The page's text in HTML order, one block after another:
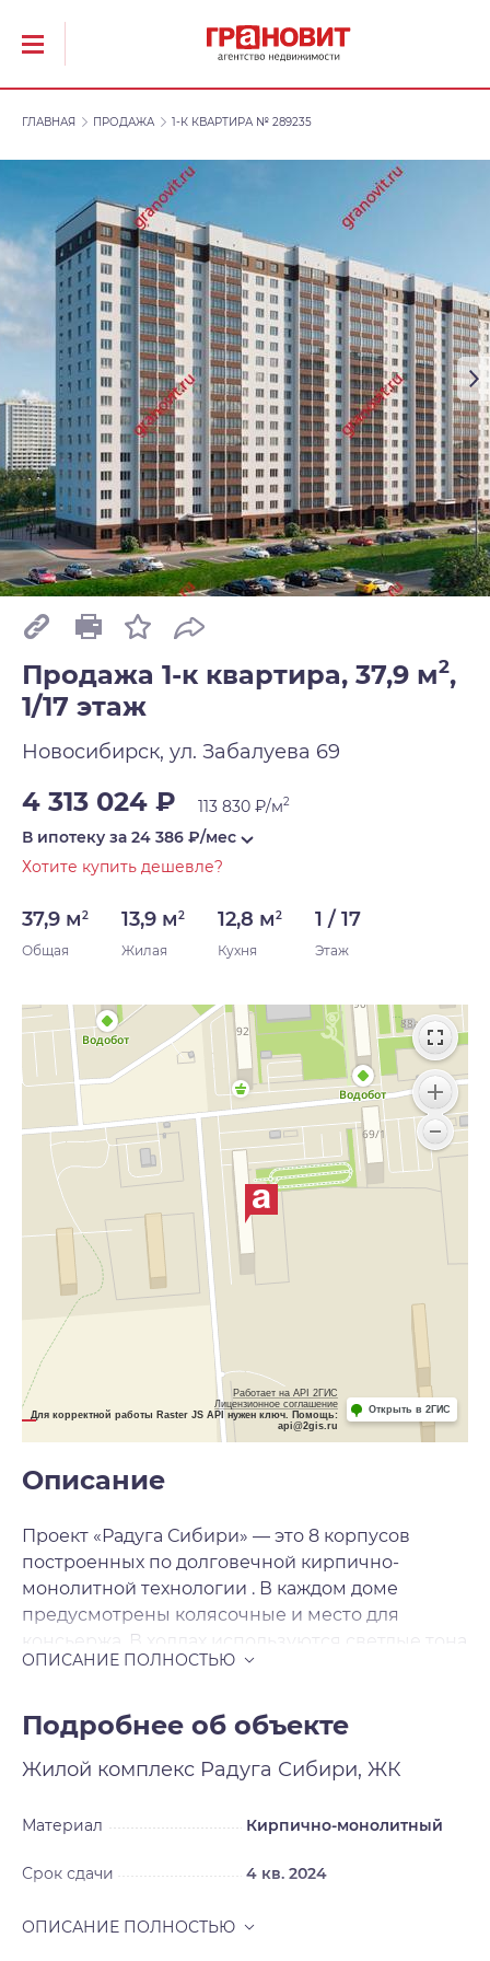
ГЛАВНАЯ ПРОДАЖА 1-К КВАРТИРА № 289235
Продажа 1-к квартира, 37,9 м2,
1/17 этаж
Новосибирск, ул. Забалуева 69
4 313 024 ₽ 113 830 ₽/м2
В ипотеку за 24 386 ₽/мес
Хотите купить дешевле?
37,9 м2
Общая
13,9 м2
Жилая
12,8 м2
Кухня
1 / 17
Этаж
Работает на API 2ГИС
Лицензионное соглашение
Для корректной работы Raster JS API нужен ключ. Помощь:
api@2gis.ru
Открыть в 2ГИС
Описание
Проект «Радуга Сибири» — это 8 корпусов
построенных по долговечной кирпично-
монолитной технологии . В каждом доме
предусмотрены колясочные и место для
консьержа. В холлах используются светлые тона
керамогранитной плитки и установлены
движения. Дополнительный источник света –
это витражные входные группы. Вход в подъезд
выполнен практически в одном уровне с
множество планировочных решений: в
европланировки. Сдаются квартиры без
потолков 2. 75 метра. Из окон открываются
Подробнее об объекте
Жилой комплекс Радуга Сибири, ЖК
Материал Кирпично-монолитный
Срок сдачи 4 кв. 2024